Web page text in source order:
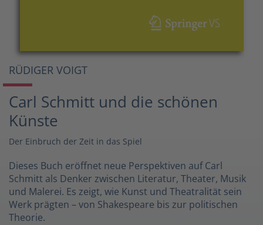
RÜDIGER VOIGT
Carl Schmitt und die schönen
Künste
Der Einbruch der Zeit in das Spiel
Dieses Buch eröffnet neue Perspektiven auf Carl
Schmitt als Denker zwischen Literatur, Theater, Musik
und Malerei. Es zeigt, wie Kunst und Theatralität sein
Werk prägten – von Shakespeare bis zur politischen
Theorie.